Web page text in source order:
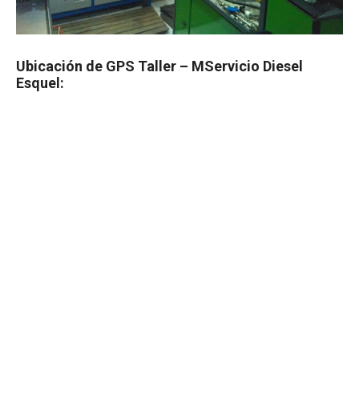
Ubicación de GPS Taller – MServicio Diesel
Esquel: